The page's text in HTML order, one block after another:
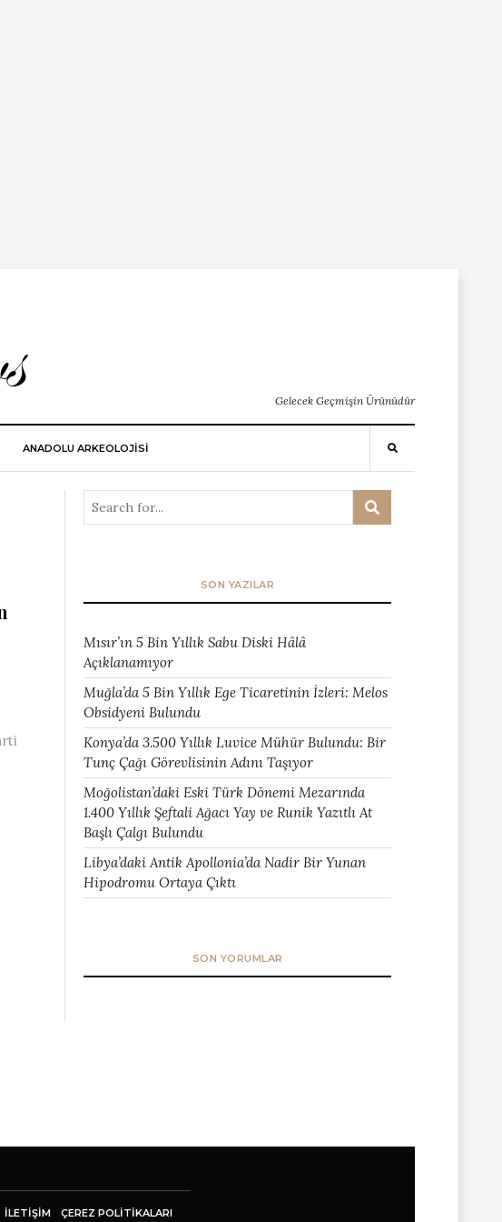
Gelecek Geçmişin Ürünüdür
ANADOLU ARKEOLOJİSİ
SON YAZILAR
Mısır’ın 5 Bin Yıllık Sabu Diski Hâlâ
Açıklanamıyor
Muğla’da 5 Bin Yıllık Ege Ticaretinin İzleri: Melos
Obsidyeni Bulundu
Konya’da 3.500 Yıllık Luvice Mühür Bulundu: Bir
Tunç Çağı Görevlisinin Adını Taşıyor
Moğolistan’daki Eski Türk Dönemi Mezarında
1.400 Yıllık Şeftali Ağacı Yay ve Runik Yazıtlı At
Başlı Çalgı Bulundu
Libya’daki Antik Apollonia’da Nadir Bir Yunan
Hipodromu Ortaya Çıktı
SON YORUMLAR
İLETIŞIM ÇEREZ POLITIKALARI